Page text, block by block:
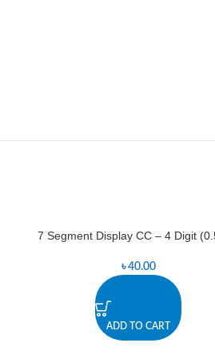
7 Segment Display CC – 4 Digit
৳40.00
ADD TO CART